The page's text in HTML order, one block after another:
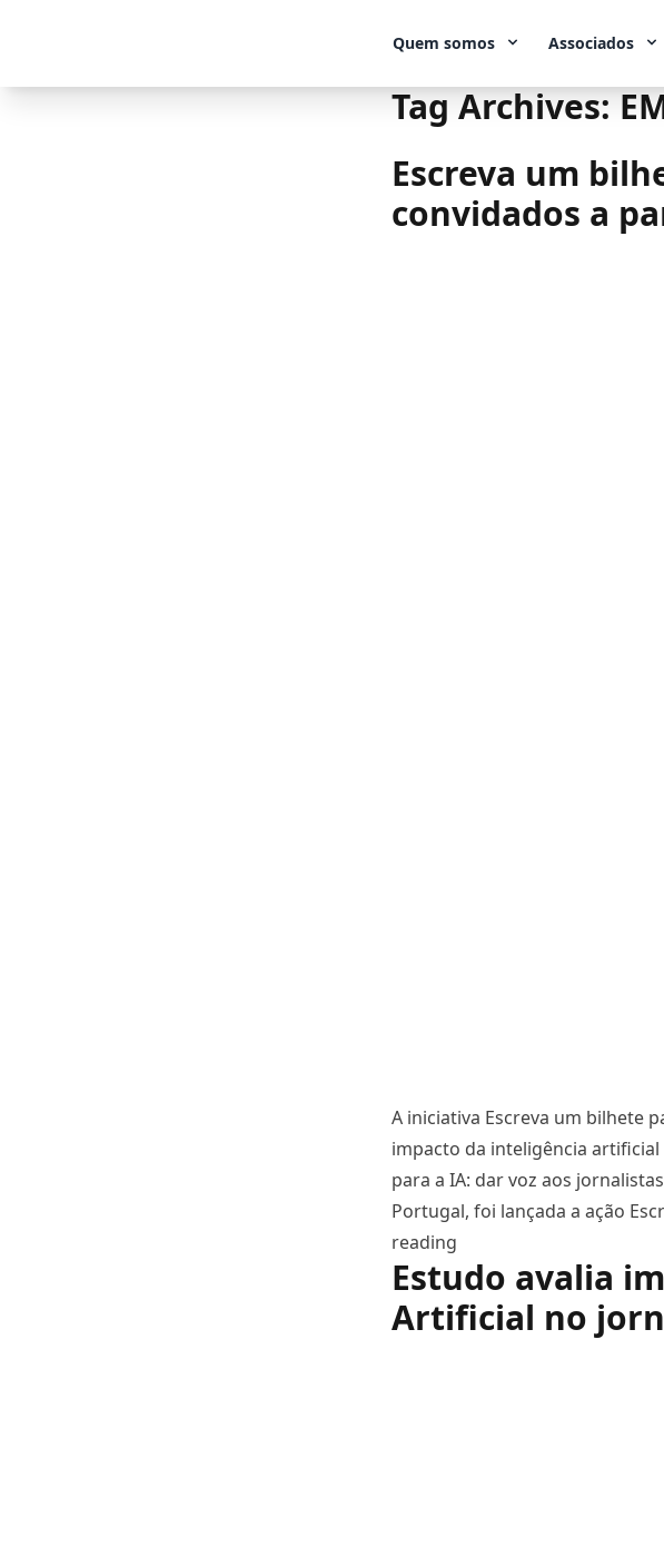
Quem somos Associados
Tag Archives:
Escreva um
convidados a
A iniciativa Escreva um bilhete
impacto da inteligência
para a IA: dar voz aos
Portugal, foi lançada a ação
reading
Estudo avalia
Artificial no